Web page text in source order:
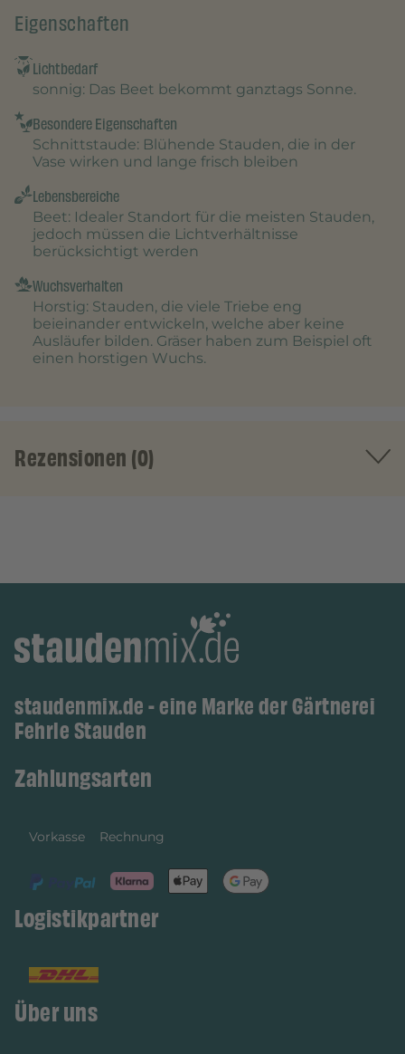
Eigenschaften
Lichtbedarf
sonnig: Das Beet bekommt ganztags Sonne.
Besondere Eigenschaften
Schnittstaude: Blühende Stauden, die in der
Vase wirken und lange frisch bleiben
Lebensbereiche
Beet: Idealer Standort für die meisten Stauden,
jedoch müssen die Lichtverhältnisse
berücksichtigt werden
Wuchsverhalten
Horstig: Stauden, die viele Triebe eng
beieinander entwickeln, welche aber keine
Ausläufer bilden. Gräser haben zum Beispiel oft
einen horstigen Wuchs.
Rezensionen (0)
staudenmix.de - eine Marke der Gärtnerei
Fehrle Stauden
Zahlungsarten
Vorkasse Rechnung
Logistikpartner
Über uns